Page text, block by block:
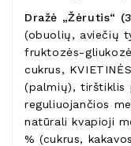
Dražė „Žėrutis“
(obuolių, aviečių
fruktozės-
cukrus,
(palmių), tirštiklis
reguliuojančios
natūrali kvapioji
% (cukrus,